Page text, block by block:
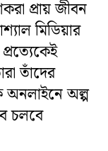
প্রায় জীবন
মিডিয়ার
তাঁদের
অনলাইনে অল্প
চলবে